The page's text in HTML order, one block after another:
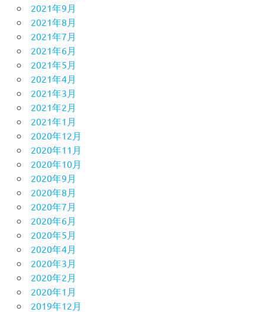
2021年9月
2021年8月
2021年7月
2021年6月
2021年5月
2021年4月
2021年3月
2021年2月
2021年1月
2020年12月
2020年11月
2020年10月
2020年9月
2020年8月
2020年7月
2020年6月
2020年5月
2020年4月
2020年3月
2020年2月
2020年1月
2019年12月